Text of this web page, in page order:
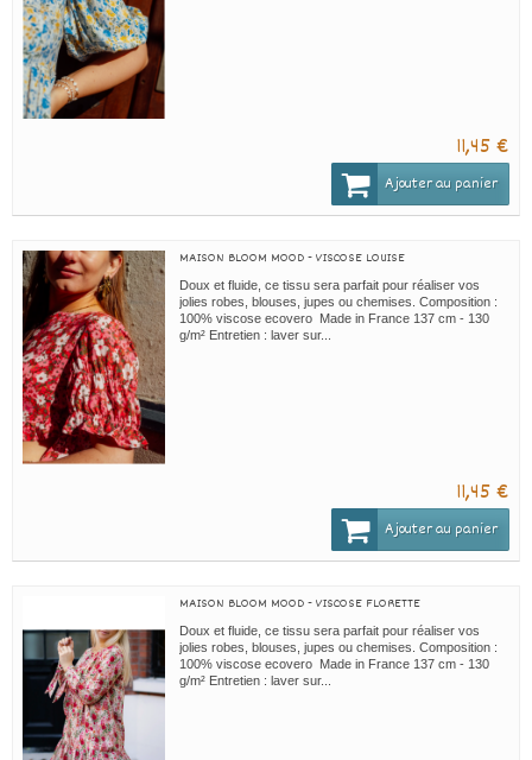
11,45 €
Ajouter au panier
MAISON BLOOM MOOD - VISCOSE LOUISE
Doux et fluide, ce tissu sera parfait pour réaliser vos
jolies robes, blouses, jupes ou chemises. Composition :
100% viscose ecovero Made in France 137 cm - 130
g/m² Entretien : laver sur...
11,45 €
Ajouter au panier
MAISON BLOOM MOOD - VISCOSE FLORETTE
Doux et fluide, ce tissu sera parfait pour réaliser vos
jolies robes, blouses, jupes ou chemises. Composition :
100% viscose ecovero Made in France 137 cm - 130
g/m² Entretien : laver sur...